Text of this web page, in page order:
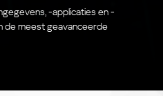
-applicaties en -
de meest geavanceerde